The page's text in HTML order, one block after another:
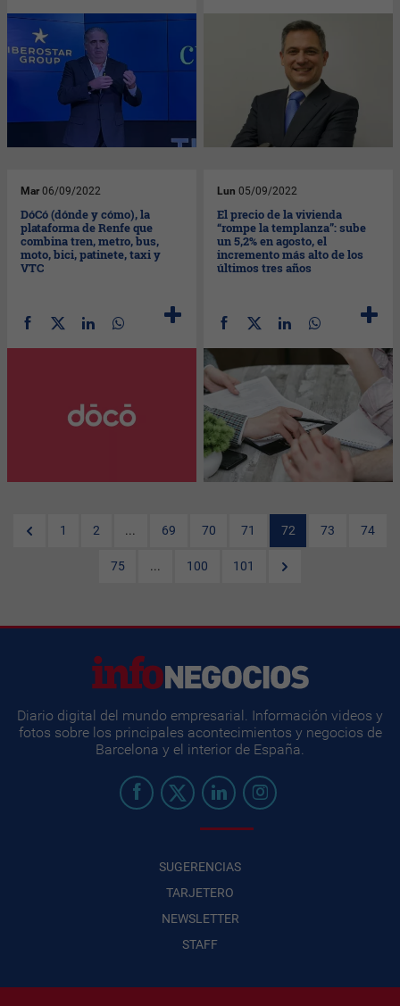
Mar 06/09/2022
DóCó (dónde y cómo), la
plataforma de Renfe que
combina tren, metro, bus,
moto, bici, patinete, taxi y
VTC
Lun 05/09/2022
El precio de la vivienda
“rompe la templanza”: sube
un 5,2% en agosto, el
incremento más alto de los
últimos tres años
1 2 ... 69 70 71 72 73 74
75 ... 100 101
Diario digital del mundo empresarial. Información videos y
fotos sobre los principales acontecimientos y negocios de
Barcelona y el interior de España.
SUGERENCIAS
TARJETERO
NEWSLETTER
STAFF